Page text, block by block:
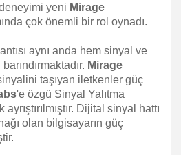
yeni Mirage
çok önemli bir rol oynadı.
aynı anda hem sinyal ve
Mirage
taşıyan iletkenler güç
'e özgü Sinyal Yalıtma
Dijital sinyal hattı
olan bilgisayarın güç